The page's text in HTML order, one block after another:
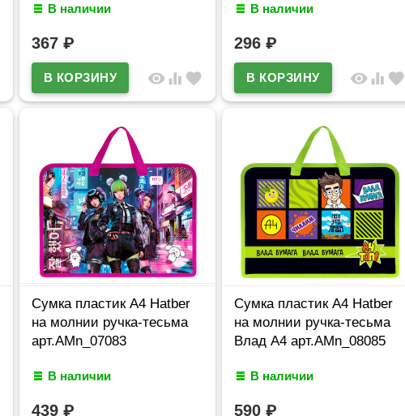
расширением арт.8057503
В наличии
367 ₽
visibility equalizer favorite
Mode) с расширением
В наличии
296 ₽
visibility equalizer favorite
Сумка пластик А4 Hatber
на молнии ручка-тесьма
арт.AMn_07083
В наличии
439 ₽
Сумка пластик А4 Hatber
на молнии ручка-тесьма
Влад А4 арт.AMn_08085
В наличии
590 ₽